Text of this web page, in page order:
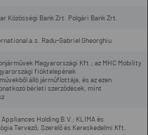
Közösségi Bank Zrt. Polgári Bank Zrt.
a.s. Radu-Gabriel Gheorghiu
Magyarországi Kft.; az MHC Mobility
fióktelepének
álló járműflottája, és az ezen
bérleti szerződések, mint
Holding B.V.; KLIMA és
Tervező, Szerelő és Kereskedelmi Kft.